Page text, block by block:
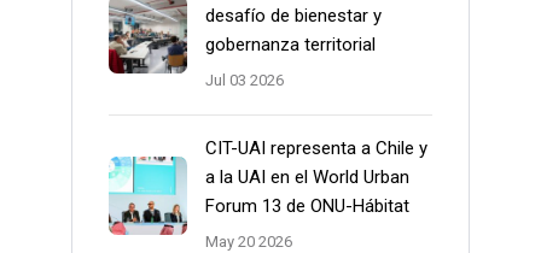
desafío de bienestar y
gobernanza territorial
Jul 03 2026
CIT-UAI representa a Chile y
a la UAI en el World Urban
Forum 13 de ONU-Hábitat
May 20 2026